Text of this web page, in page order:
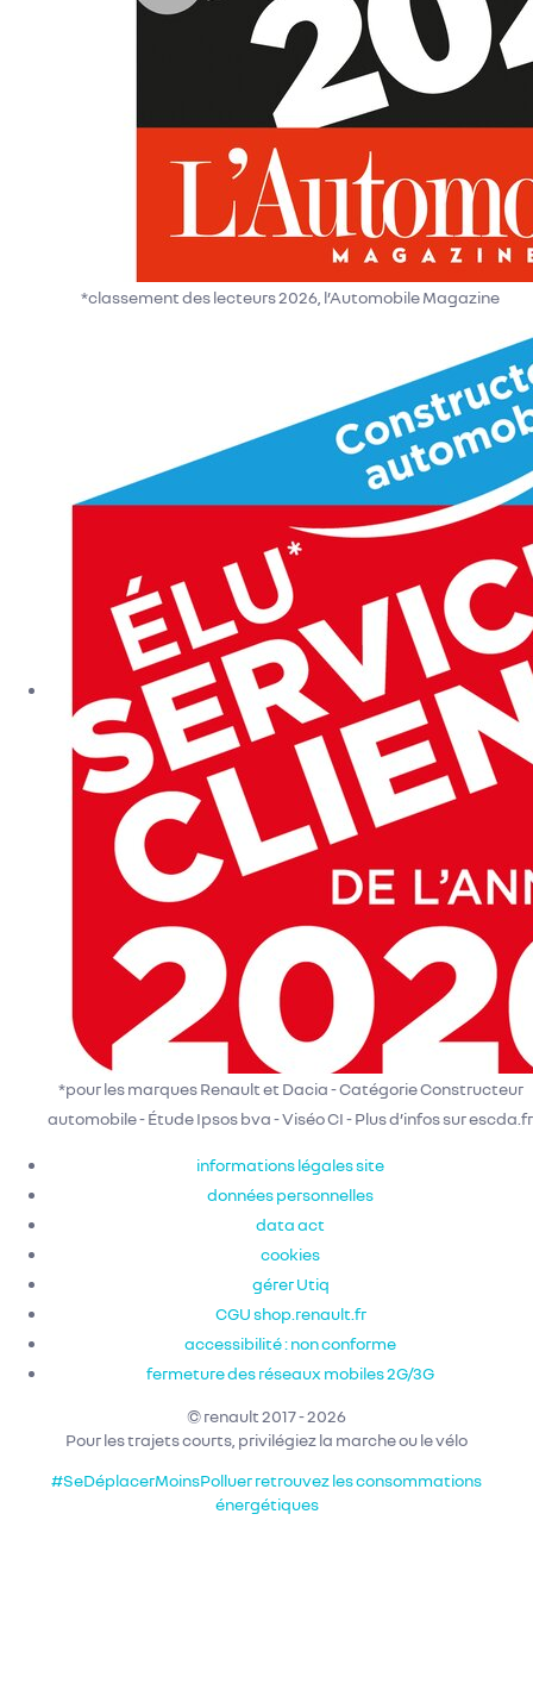
*classement des lecteurs 2026, l’Automobile Magazine
*pour les marques Renault et Dacia - Catégorie Constructeur
automobile - Étude Ipsos bva - Viséo CI - Plus d’infos sur escda.fr
informations légales site
données personnelles
data act
cookies
gérer Utiq
CGU shop.renault.fr
accessibilité : non conforme
fermeture des réseaux mobiles 2G/3G
© renault 2017 - 2026
Pour les trajets courts, privilégiez la marche ou le vélo
#SeDéplacerMoinsPolluerretrouvez les consommations
énergétiques